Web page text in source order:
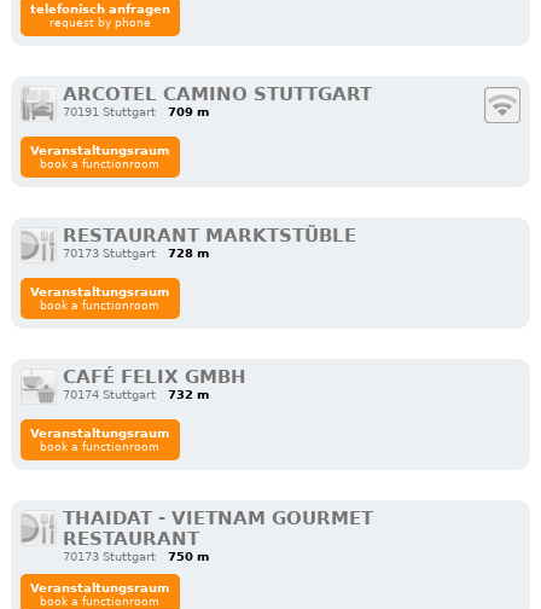
telefonisch anfragen
request by phone
ARCOTEL CAMINO STUTTGART
70191 Stuttgart 709 m
Veranstaltungsraum
book a functionroom
RESTAURANT MARKTSTÜBLE
70173 Stuttgart 728 m
Veranstaltungsraum
book a functionroom
CAFÉ FELIX GMBH
70174 Stuttgart 732 m
Veranstaltungsraum
book a functionroom
THAIDAT - VIETNAM GOURMET
RESTAURANT
70173 Stuttgart 750 m
Veranstaltungsraum
book a functionroom